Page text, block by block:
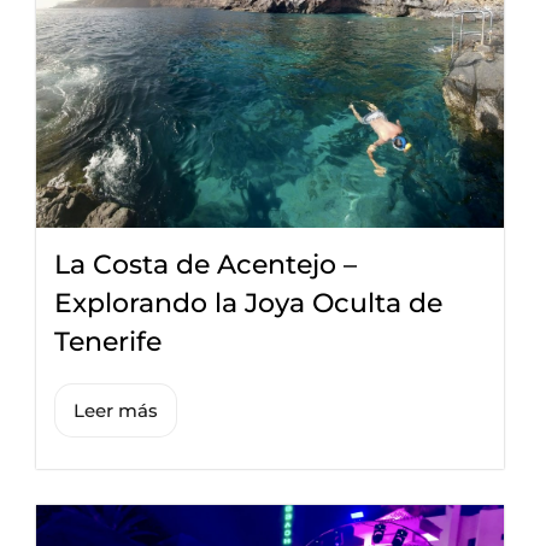
La Costa de Acentejo –
Explorando la Joya Oculta de
Tenerife
Leer más